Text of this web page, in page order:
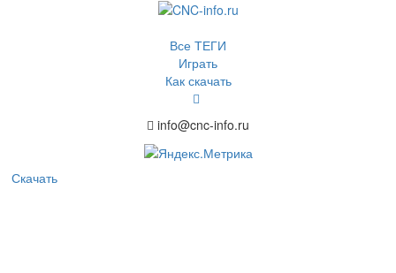
Все ТЕГИ
Играть
Как скачать
info@cnc-info.ru
Скачать